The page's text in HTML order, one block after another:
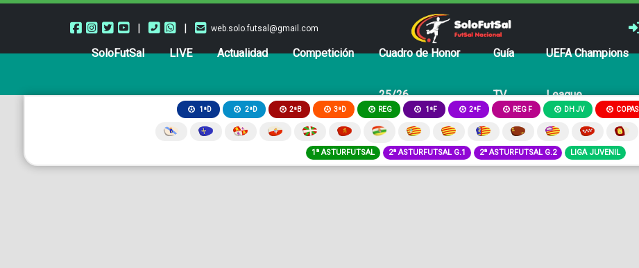
| | web.solo.futsal@gmail.com
SoloFutSal LIVE Actualidad Competición Cuadro de Honor
25/26
Guía
TV
UEFA Champions
League
1ªD 2ªD 2ªB 3ªD REG 1ªF 2ªF REG F DH JV COPAS
1ª ASTURFUTSAL 2ª ASTURFUTSAL G.1 2ª ASTURFUTSAL G.2 LIGA JUVENIL